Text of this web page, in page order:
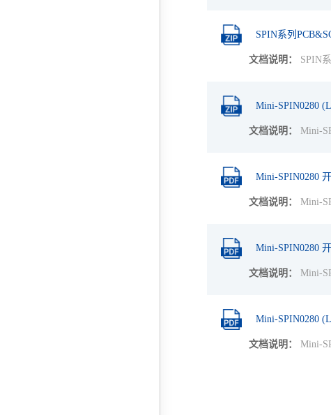
SPIN系列
文档说明： SPIN
Mini-SPIN0280
文档说明： Mini-
Mini-SPIN0280
文档说明： Mini-
Mini-SPIN0280
文档说明： Mini-
Mini-SPIN0280
文档说明： Mini-